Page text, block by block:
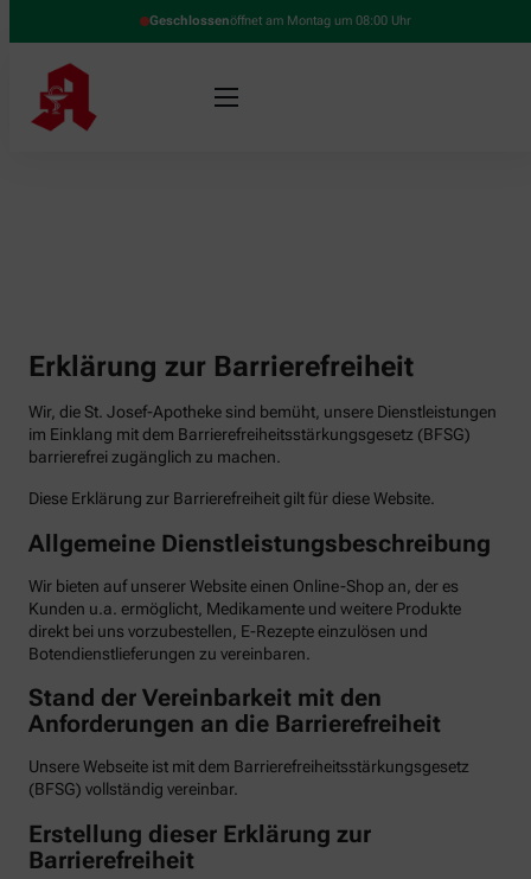
Geschlossenöffnet am Montag um 08:00 Uhr
Erklärung zur Barrierefreiheit
Wir, die St. Josef-Apotheke sind bemüht, unsere Dienstleistungen
im Einklang mit dem Barrierefreiheitsstärkungsgesetz (BFSG)
barrierefrei zugänglich zu machen.
Diese Erklärung zur Barrierefreiheit gilt für diese Website.
Allgemeine Dienstleistungsbeschreibung
Wir bieten auf unserer Website einen Online-Shop an, der es
Kunden u.a. ermöglicht, Medikamente und weitere Produkte
direkt bei uns vorzubestellen, E-Rezepte einzulösen und
Botendienstlieferungen zu vereinbaren.
Stand der Vereinbarkeit mit den
Anforderungen an die Barrierefreiheit
Unsere Webseite ist mit dem Barrierefreiheitsstärkungsgesetz
(BFSG) vollständig vereinbar.
Erstellung dieser Erklärung zur
Barrierefreiheit